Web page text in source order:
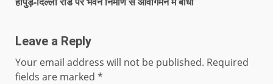
Leave a Reply
Your email address will not be published. Required
fields are marked *